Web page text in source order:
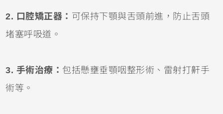
2. 口腔矯正器： 可保持下顎與舌頭前進，防止舌頭
堵塞呼吸道。
3. 手術治療： 包括懸壅垂顎咽整形術、雷射打鼾手
術等。